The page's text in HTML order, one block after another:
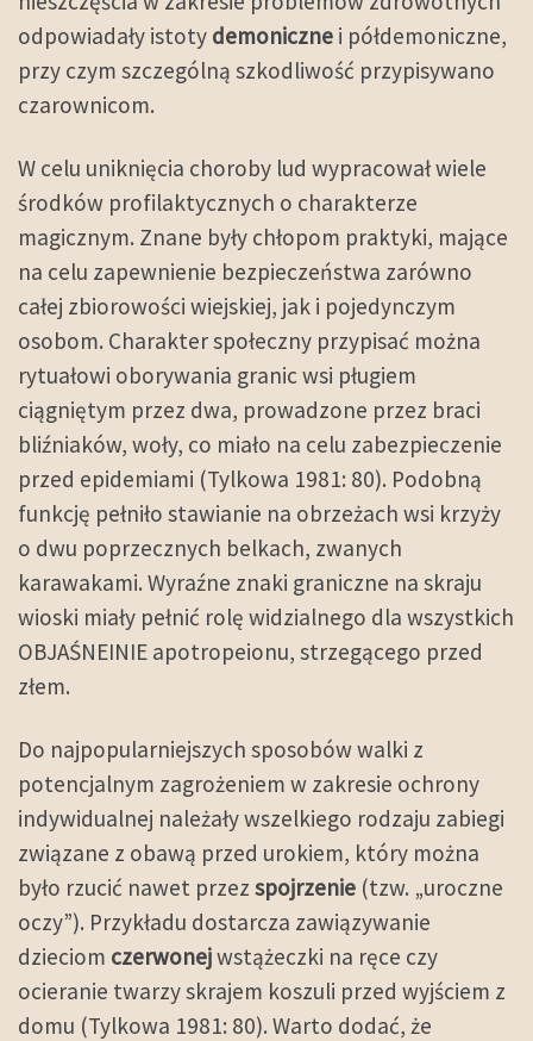
odpowiadały istoty demoniczne i półdemoniczne,
przy czym szczególną szkodliwość przypisywano
czarownicom.
W celu uniknięcia choroby lud wypracował wiele
środków profilaktycznych o charakterze
magicznym. Znane były chłopom praktyki, mające
na celu zapewnienie bezpieczeństwa zarówno
całej zbiorowości wiejskiej, jak i pojedynczym
osobom. Charakter społeczny przypisać można
rytuałowi oborywania granic wsi pługiem
ciągniętym przez dwa, prowadzone przez braci
bliźniaków, woły, co miało na celu zabezpieczenie
przed epidemiami (Tylkowa 1981: 80). Podobną
funkcję pełniło stawianie na obrzeżach wsi krzyży
o dwu poprzecznych belkach, zwanych
karawakami. Wyraźne znaki graniczne na skraju
wioski miały pełnić rolę widzialnego dla wszystkich
OBJAŚNEINIE apotropeionu, strzegącego przed
złem.
Do najpopularniejszych sposobów walki z
potencjalnym zagrożeniem w zakresie ochrony
indywidualnej należały wszelkiego rodzaju zabiegi
związane z obawą przed urokiem, który można
było rzucić nawet przez spojrzenie (tzw. „uroczne
oczy”). Przykładu dostarcza zawiązywanie
dzieciom czerwonejwstążeczki na ręce czy
ocieranie twarzy skrajem koszuli przed wyjściem z
domu (Tylkowa 1981: 80). Warto dodać, że